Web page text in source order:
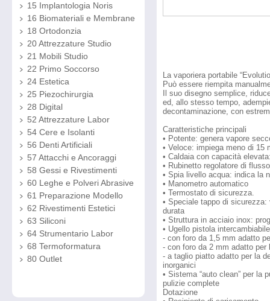
15 Implantologia Noris
16 Biomateriali e Membrane
18 Ortodonzia
20 Attrezzature Studio
21 Mobili Studio
22 Primo Soccorso
24 Estetica
25 Piezochirurgia
28 Digital
52 Attrezzature Labor
54 Cere e Isolanti
56 Denti Artificiali
57 Attacchi e Ancoraggi
58 Gessi e Rivestimenti
60 Leghe e Polveri Abrasive
61 Preparazione Modello
62 Rivestimenti Estetici
63 Siliconi
64 Strumentario Labor
68 Termoformatura
80 Outlet
La vaporiera portabile
Può essere riempita
Il suo disegno semplice,
ed, allo stesso tempo,
decontaminazione, con
Caratteristiche principali
• Potente: genera vapore
• Veloce: impiega meno di 15
• Caldaia con capacità
• Rubinetto regolatore di
• Spia livello acqua: indica la
• Manometro automatico
• Termostato di sicurezza.
• Speciale tappo di
durata
• Struttura in acciaio inox:
• Ugello pistola
- con foro da 1,5 mm adatto
- con foro da 2 mm adatto
- a taglio piatto adatto per la
inorganici
• Sistema “auto clean” per la
pulizie complete
Dotazione